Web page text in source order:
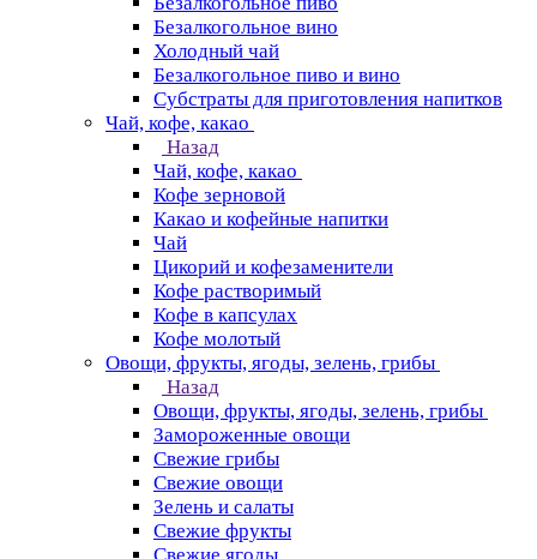
Безалкогольное вино
Холодный чай
Безалкогольное пиво и вино
Субстраты для приготовления напитков
Чай, кофе, какао
Назад
Чай, кофе, какао
Кофе зерновой
Какао и кофейные напитки
Чай
Цикорий и кофезаменители
Кофе растворимый
Кофе в капсулах
Кофе молотый
Овощи, фрукты, ягоды, зелень, грибы
Назад
Овощи, фрукты, ягоды, зелень, грибы
Замороженные овощи
Свежие грибы
Свежие овощи
Зелень и салаты
Свежие фрукты